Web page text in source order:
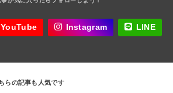
YouTube Instagram LINE